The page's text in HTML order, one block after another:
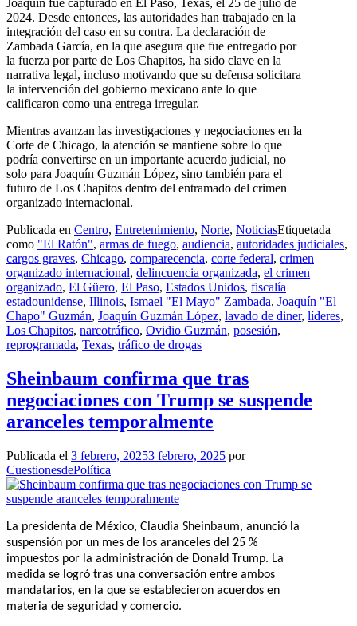
Joaquín fue capturado en El Paso, Texas, el 25 de julio de
2024. Desde entonces, las autoridades han trabajado en la
integración del caso en su contra. La declaración de
Zambada García, en la que asegura que fue entregado por
la fuerza por parte de Los Chapitos, ha sido clave en la
narrativa legal, incluso motivando que su defensa solicitara
la intervención del gobierno mexicano ante lo que
calificaron como una entrega irregular.
Mientras avanzan las investigaciones y negociaciones en la
Corte de Chicago, la atención se mantiene sobre lo que
podría convertirse en un importante acuerdo judicial, no
solo para Joaquín Guzmán López, sino también para el
futuro de Los Chapitos dentro del entramado del crimen
organizado internacional.
Publicada en Centro, Entretenimiento, Norte, NoticiasEtiquetada
como "El Ratón", armas de fuego, audiencia, autoridades judiciales,
cargos graves, Chicago, comparecencia, corte federal, crimen
organizado internacional, delincuencia organizada, el crimen
organizado, El Güero, El Paso, Estados Unidos, fiscalía
estadounidense, Illinois, Ismael "El Mayo" Zambada, Joaquín "El
Chapo" Guzmán, Joaquín Guzmán López, lavado de diner, líderes,
Los Chapitos, narcotráfico, Ovidio Guzmán, posesión,
reprogramada, Texas, tráfico de drogas
Sheinbaum confirma que tras
negociaciones con Trump se suspende
aranceles temporalmente
Publicada el 3 febrero, 20253 febrero, 2025 por
CuestionesdePolítica
La presidenta de México, Claudia Sheinbaum, anunció la
suspensión por un mes de los aranceles del 25 %
impuestos por la administración de Donald Trump. La
medida se logró tras una conversación entre ambos
mandatarios, en la que se establecieron acuerdos en
materia de seguridad y comercio.